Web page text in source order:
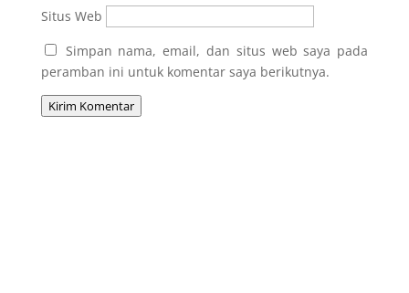
Situs Web
Simpan nama, email, dan situs web saya pada
peramban ini untuk komentar saya berikutnya.
Kirim Komentar